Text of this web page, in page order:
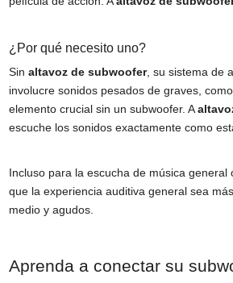
¿Por qué necesito uno?
Sin altavoz de subwoofer, su sistema de
involucre sonidos pesados ​​de graves,
elemento crucial sin un subwoofer. A
escuche los sonidos exactamente como
Incluso para la escucha de música
que la experiencia auditiva general sea
medio y agudos.
Aprenda a conectar su